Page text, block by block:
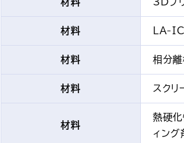
材料 LA-
材料 相分
材料 スク
材料
熱硬化
ィング